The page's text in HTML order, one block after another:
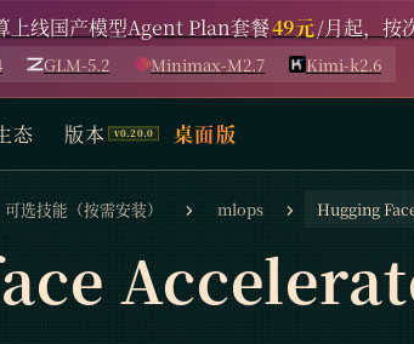
上线国产模型Agent Plan套餐49元/月起，按
GLM-5.2 Minimax-M2.7 Kimi-k2.6
态 版本 桌面版
可选技能（按需安装） mlops Hugging